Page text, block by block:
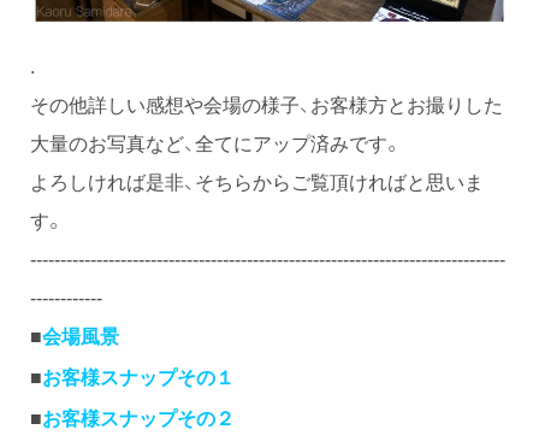
.
その他詳しい感想や会場の様子、お客様方とお撮りした
大量のお写真など、全てにアップ済みです。
よろしければ是非、そちらからご覧頂ければと思いま
す。
-------------------------------------------------------------------------------
------------
■会場風景
■お客様スナップその１
■お客様スナップその２